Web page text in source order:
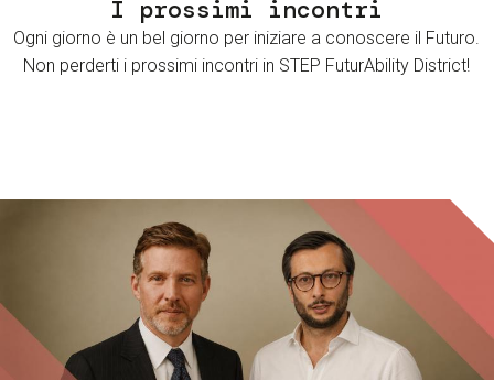
I prossimi incontri
Ogni giorno è un bel giorno per iniziare a conoscere il Futuro.
Non perderti i prossimi incontri in STEP FuturAbility District!